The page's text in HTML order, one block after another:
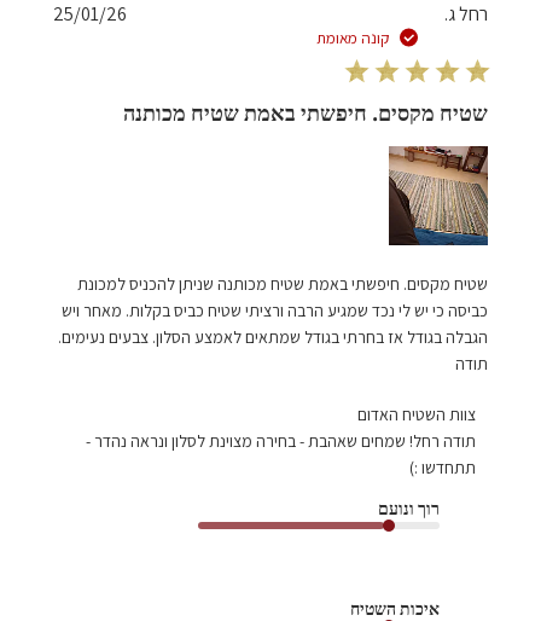
רחל ג.
קונה מאומת
שטיח מקסים. חיפשתי באמת שטיח מכותנה
שטיח מקסים. חיפשתי באמת שטיח מכותנה שניתן להכניס למכונת
כביסה כי יש לי נכד שמגיע הרבה ורציתי שטיח כביס בקלות. מאחר ויש
הגבלה בגודל אז בחרתי בגודל שמתאים לאמצע הסלון. צבעים נעימים.
תודה
הערות
של
בעל
צוות השטיח האדום
תתחדשו :)
רוך ונועם
איכות השטיח
25/01/26